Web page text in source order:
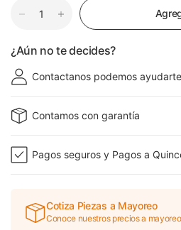
¿Aún no te decides?
Contactanos podemos ayudarte
Contamos con garantía
Pagos seguros y Pagos a
Cotiza Piezas a Mayoreo
Conoce nuestros precios a